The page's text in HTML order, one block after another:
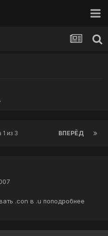
ВПЕРЁД
1 из 3
.con в .u поподробнее